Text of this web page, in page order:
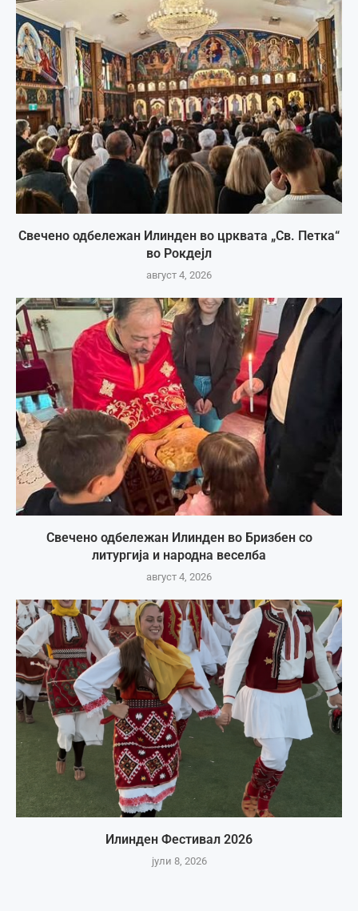
Свечено одбележан Илинден во црквата „Св. Петка“
во Рокдејл
август 4, 2026
Свечено одбележан Илинден во Бризбен со
литургија и народна веселба
август 4, 2026
Илинден Фестивал 2026
јули 8, 2026